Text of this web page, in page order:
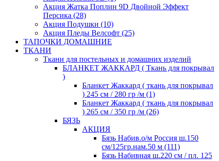
Акция Жатка Поплин 9D Двойной Эффект
Персика (28)
Акция Подушки (10)
Акция Пледы Велсофт (25)
ТАПОЧКИ ДОМАШНИЕ
ТКАНИ
Ткани для постельных и домашних изделий
БЛАНКЕТ ЖАККАРД ( Ткань для покрывал
)
Бланкет Жаккард ( ткань для покрывал
) 245 см / 280 гр /м (1)
Бланкет Жаккард ( ткань для покрывал
) 265 см / 350 гр /м (26)
БЯЗЬ
АКЦИЯ
Бязь Набив.о/м Россия ш.150
см/125гр.нам.50 м (111)
Бязь Набивная ш.220 см / пл. 125